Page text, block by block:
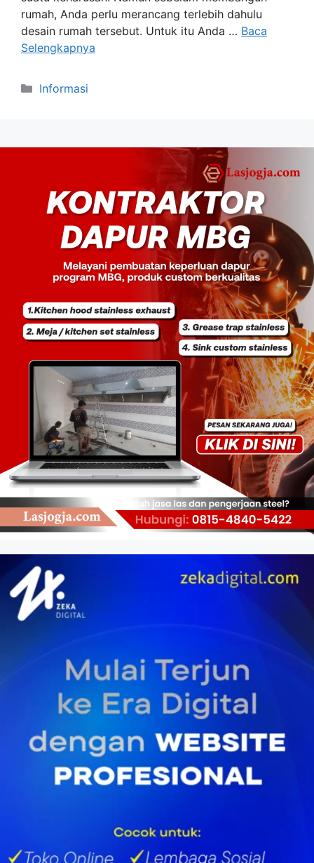
rumah, Anda perlu merancang terlebih dahulu
desain rumah tersebut. Untuk itu Anda … Baca
Selengkapnya
Kategori
Informasi